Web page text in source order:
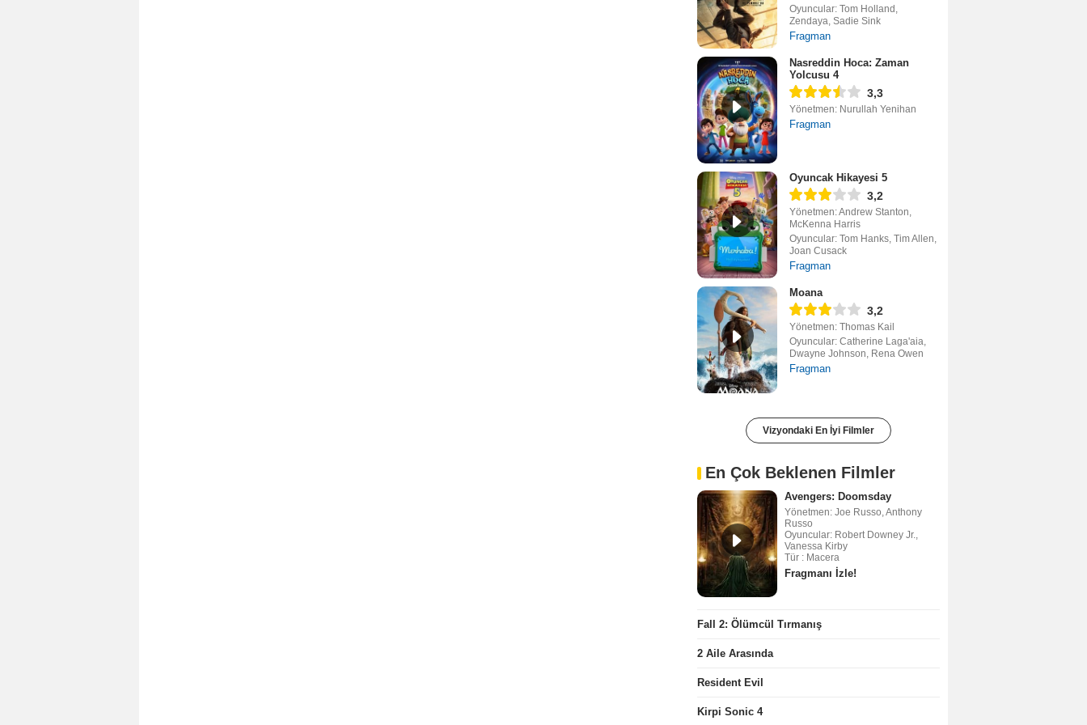
Oyuncular: Tom Holland,
Zendaya, Sadie Sink
Fragman
Nasreddin Hoca: Zaman
Yolcusu 4
3,3
Yönetmen: Nurullah Yenihan
Fragman
Oyuncak Hikayesi 5
3,2
Yönetmen: Andrew Stanton,
McKenna Harris
Oyuncular: Tom Hanks, Tim Allen,
Joan Cusack
Fragman
Moana
3,2
Yönetmen: Thomas Kail
Oyuncular: Catherine Laga'aia,
Dwayne Johnson, Rena Owen
Fragman
Vizyondaki En İyi Filmler
En Çok Beklenen Filmler
Avengers: Doomsday
Yönetmen: Joe Russo, Anthony
Russo
Oyuncular: Robert Downey Jr.,
Vanessa Kirby
Tür : Macera
Fragmanı İzle!
Fall 2: Ölümcül Tırmanış
2 Aile Arasında
Resident Evil
Kirpi Sonic 4